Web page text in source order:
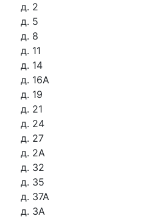
д. 2
д. 5
д. 8
д. 11
д. 14
д. 16А
д. 19
д. 21
д. 24
д. 27
д. 2А
д. 32
д. 35
д. 37А
д. 3А